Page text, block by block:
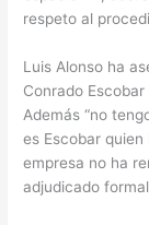
respeto al
Luis Alonso ha
Conrado
Además “no
es Escobar quien
empresa no ha
adjudicado